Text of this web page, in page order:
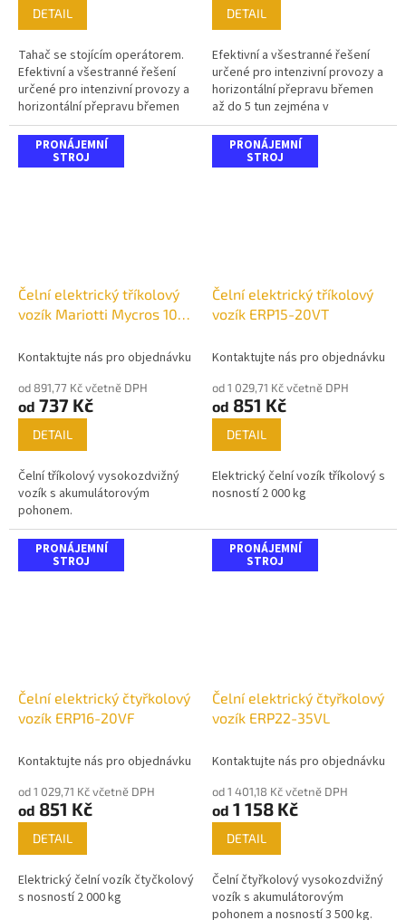
DETAIL
Tahač se stojícím operátorem.
Efektivní a všestranné řešení
určené pro intenzivní provozy a
horizontální přepravu břemen
až do 3 tun .
DETAIL
Efektivní a všestranné řešení
určené pro intenzivní provozy a
horizontální přepravu břemen
až do 5 tun zejména v
průmyslových provozech,
skladech a logistických
centrech.
PRONÁJEMNÍ
STROJ
Čelní elektrický tříkolový
vozík Mariotti Mycros 10-
Kontaktujte nás pro objednávku
od 891,77 Kč včetně DPH
od 737 Kč
DETAIL
Čelní tříkolový vysokozdvižný
vozík s akumulátorovým
pohonem.
PRONÁJEMNÍ
STROJ
Čelní elektrický tříkolový
vozík ERP15-20VT
Kontaktujte nás pro objednávku
od 1 029,71 Kč včetně DPH
od 851 Kč
DETAIL
Elektrický čelní vozík tříkolový s
nosností 2 000 kg
PRONÁJEMNÍ
STROJ
Čelní elektrický čtyřkolový
vozík ERP16-20VF
Kontaktujte nás pro objednávku
od 1 029,71 Kč včetně DPH
od 851 Kč
DETAIL
Elektrický čelní vozík čtyčkolový
s nosností 2 000 kg
PRONÁJEMNÍ
STROJ
Čelní elektrický čtyřkolový
vozík ERP22-35VL
Kontaktujte nás pro objednávku
od 1 401,18 Kč včetně DPH
od 1 158 Kč
DETAIL
Čelní čtyřkolový vysokozdvižný
vozík s akumulátorovým
pohonem a nosností 3 500 kg.